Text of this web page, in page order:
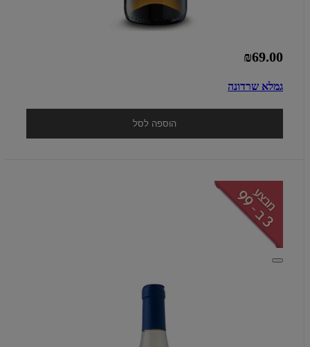
₪69.00
גמלא שרדונה
הוספה לסל